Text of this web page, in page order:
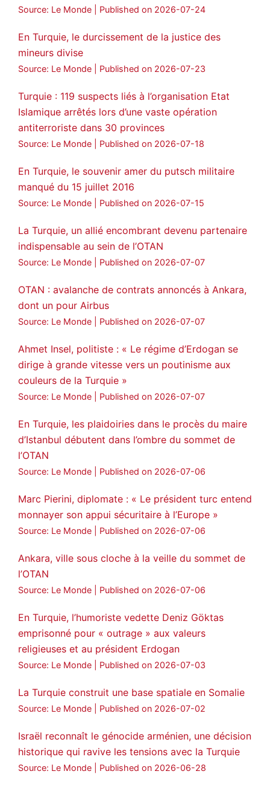
Source: Le Monde Published on 2026-07-24
En Turquie, le durcissement de la justice des
mineurs divise
Source: Le Monde Published on 2026-07-23
Turquie : 119 suspects liés à l’organisation Etat
Islamique arrêtés lors d’une vaste opération
antiterroriste dans 30 provinces
Source: Le Monde Published on 2026-07-18
En Turquie, le souvenir amer du putsch militaire
manqué du 15 juillet 2016
Source: Le Monde Published on 2026-07-15
La Turquie, un allié encombrant devenu partenaire
indispensable au sein de l’OTAN
Source: Le Monde Published on 2026-07-07
OTAN : avalanche de contrats annoncés à Ankara,
dont un pour Airbus
Source: Le Monde Published on 2026-07-07
Ahmet Insel, politiste : « Le régime d’Erdogan se
dirige à grande vitesse vers un poutinisme aux
couleurs de la Turquie »
Source: Le Monde Published on 2026-07-07
En Turquie, les plaidoiries dans le procès du maire
d’Istanbul débutent dans l’ombre du sommet de
l’OTAN
Source: Le Monde Published on 2026-07-06
Marc Pierini, diplomate : « Le président turc entend
monnayer son appui sécuritaire à l’Europe »
Source: Le Monde Published on 2026-07-06
Ankara, ville sous cloche à la veille du sommet de
l’OTAN
Source: Le Monde Published on 2026-07-06
En Turquie, l’humoriste vedette Deniz Göktas
emprisonné pour « outrage » aux valeurs
religieuses et au président Erdogan
Source: Le Monde Published on 2026-07-03
La Turquie construit une base spatiale en Somalie
Source: Le Monde Published on 2026-07-02
Israël reconnaît le génocide arménien, une décision
historique qui ravive les tensions avec la Turquie
Source: Le Monde Published on 2026-06-28